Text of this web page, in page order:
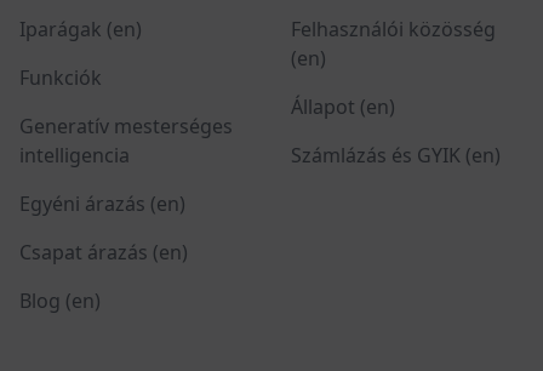
Iparágak (en)
Funkciók
Generatív mesterséges
intelligencia
Egyéni árazás (en)
Csapat árazás (en)
Blog (en)
Felhasználói közösség
(en)
Állapot (en)
Számlázás és GYIK (en)